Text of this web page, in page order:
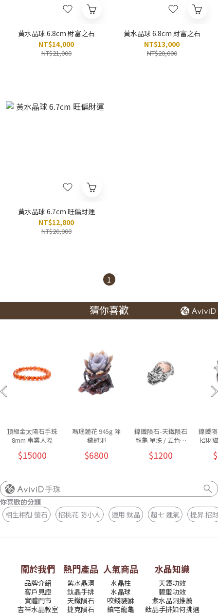
黃水晶球 6.8cm 財富之石
NT$14,000
NT$21,000
黃水晶球 6.8cm 財富之石
NT$13,000
NT$20,000
黃水晶球 6.7cm 旺偏財運
NT$12,800
NT$20,000
1
猜你喜歡
頂級金太陽石手珠
8mm 事業人際
$15000
瑪瑙蓮花 945g 除
穢避邪
$6800
鎳鐵隕石-天鐵隕石
龍龜 單珠 / 五色可
$1200
鎳鐵
招財
手珠
你喜歡的分類
相生相剋 螢石
招桃花 防小人 運用 鈦晶 超七 運氣 提昇 招
關於我們
品牌介紹
客戶見證
實體門市
吉祥水晶教室
熱門產品
紫水晶洞
鈦晶手排
天鐵隕石
捷克隕石
人氣商品
水晶柱
水晶球
咬錢貔貅
鎮宅龍龜
水晶知識
天鐵功效
碧璽功效
紫水晶洞推薦
鈦晶手排如何挑選